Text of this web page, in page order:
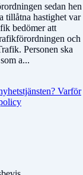
sedan hen
tillåtna hastighet var
bedömer att
och
Personen ska
a...
Varför